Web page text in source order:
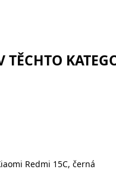
TĚCHTO
Redmi 15C, černá